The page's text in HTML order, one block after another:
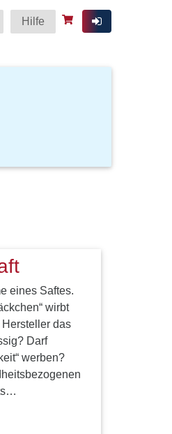
Hilfe
eines Saftes.
wirbt
das
Darf
werben?